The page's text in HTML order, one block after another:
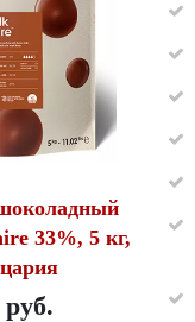
33%, 5 кг,
руб.